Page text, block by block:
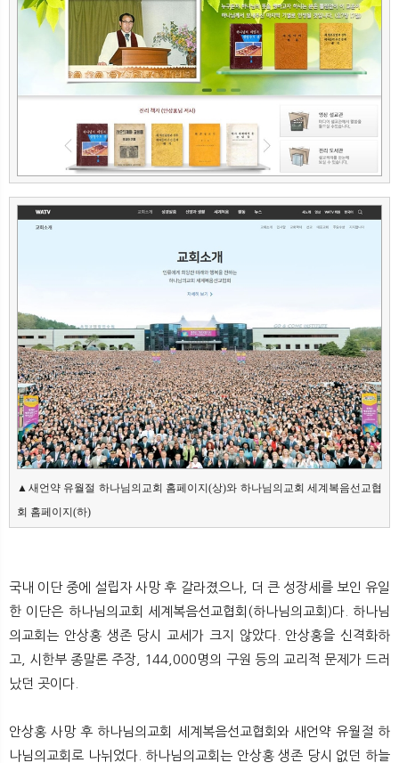
▲새언약 유월절 하나님의교회 홈페이지(상)와 하나님의교회 세계복음선교협
회 홈페이지(하)
국내 이단 중에 설립자 사망 후 갈라졌으나, 더 큰 성장세를 보인 유일
한 이단은 하나님의교회 세계복음선교협회(하나님의교회)다. 하나님
의교회는 안상홍 생존 당시 교세가 크지 않았다. 안상홍을 신격화하
고, 시한부 종말론 주장, 144,000명의 구원 등의 교리적 문제가 드러
났던 곳이다.
안상홍 사망 후 하나님의교회 세계복음선교협회와 새언약 유월절 하
나님의교회로 나뉘었다. 하나님의교회는 안상홍 생존 당시 없던 하늘